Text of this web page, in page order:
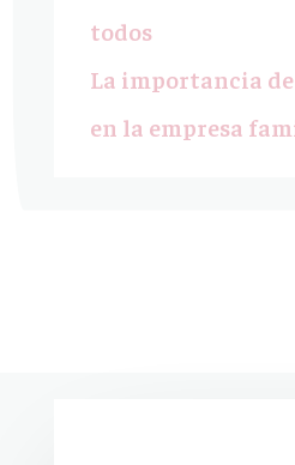
todos
La importancia
en la empresa